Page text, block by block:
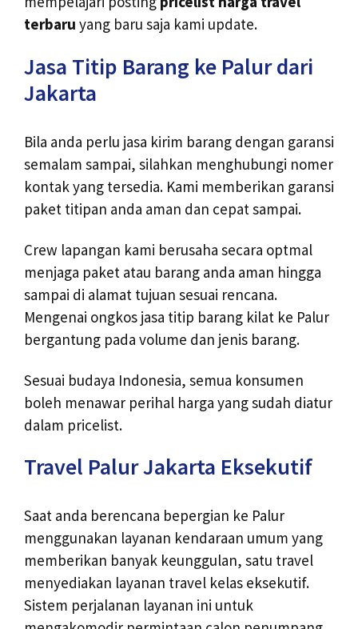
terbaru yang baru saja kami update.
Jasa Titip Barang ke Palur dari
Jakarta
Bila anda perlu jasa kirim barang dengan garansi
semalam sampai, silahkan menghubungi nomer
kontak yang tersedia. Kami memberikan garansi
paket titipan anda aman dan cepat sampai.
Crew lapangan kami berusaha secara optmal
menjaga paket atau barang anda aman hingga
sampai di alamat tujuan sesuai rencana.
Mengenai ongkos jasa titip barang kilat ke Palur
bergantung pada volume dan jenis barang.
Sesuai budaya Indonesia, semua konsumen
boleh menawar perihal harga yang sudah diatur
dalam pricelist.
Travel Palur Jakarta Eksekutif
Saat anda berencana bepergian ke Palur
menggunakan layanan kendaraan umum yang
memberikan banyak keunggulan, satu travel
menyediakan layanan travel kelas eksekutif.
Sistem perjalanan layanan ini untuk